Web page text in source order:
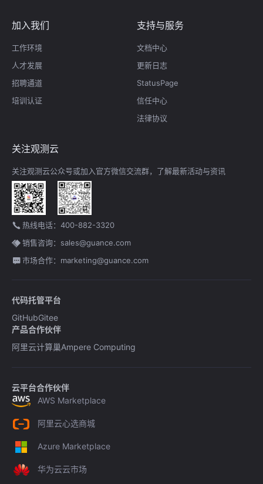
加入我们
工作环境
人才发展
招聘通道
培训认证
支持与服务
文档中心
更新日志
StatusPage
信任中心
法律协议
关注观测云
关注观测云公众号或加入官方微信交流群，了解最新活动与资讯
热线电话：400-882-3320
销售咨询：sales@guance.com
市场合作：marketing@guance.com
代码托管平台
GitHubGitee
产品合作伙伴
阿里云计算巢Ampere Computing
云平台合作伙伴
AWS Marketplace
阿里云心选商城
Azure Marketplace
华为云云市场